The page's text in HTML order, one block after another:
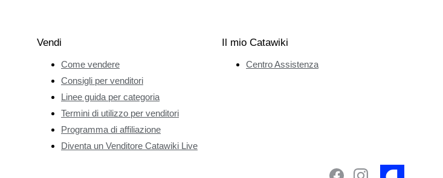
Vendi
Come vendere
Consigli per venditori
Linee guida per categoria
Termini di utilizzo per venditori
Programma di affiliazione
Diventa un Venditore Catawiki Live
Il mio Catawiki
Centro Assistenza